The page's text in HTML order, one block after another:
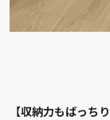
【収納力もばっちり